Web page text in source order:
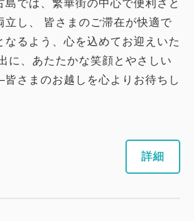
税・手数料込
合計 12,030 円
島では、繁華街の中心で便利さと
立し、 皆さまのご滞在が快適で
なるよう、心を込めてお迎えいた
に、あたたかな笑顔とやさしい
さまのお越しを心よりお待ちし
詳細